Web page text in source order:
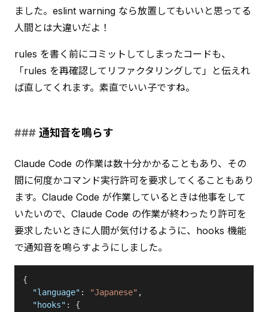
ました。eslint warning なら放置してもいいと思ってる
人間とは大違いだよ！
rules を書く前にコミットしてしまったコードも、
「rules を再確認してリファクタリングして」と伝えれ
ば直してくれます。素直でいい子ですね。
通知音を鳴らす
Claude Code の作業は数十分かかることもあり、その
間に何度かコマンド実行許可を要求してくることもあり
ます。Claude Code が作業しているときは他事をして
いたいので、Claude Code の作業が終わったり許可を
要求したいときに人間が気付けるように、hooks 機能
で通知音を鳴らすようにしました。
{
  "language"
: "Japanese" ,
  "hooks"
: {